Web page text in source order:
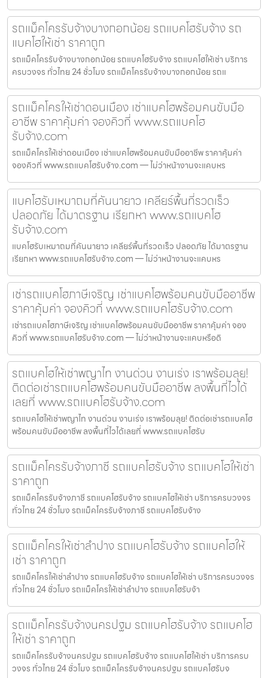
รถแม็คโครรับจ้างบางกอกน้อย รถแบคโฮรับจ้าง รถ
แบคโฮให้เช่า ราคาถูก
รถแม็คโครรับจ้างบางกอกน้อย รถแบคโฮรับจ้าง รถแบคโฮให้เช่า บริการ
ครบวงจร ทั่วไทย 24 ชั่วโมง รถแม็คโครรับจ้างบางกอกน้อย รถแ
รถแม็คโครให้เช่าดอนเมือง เช่าแบคโฮพร้อมคนขับมือ
อาชีพ ราคาคุ้มค่า จองคิวที่ www.รถแบคโฮ
รับจ้าง.com
รถแม็คโครให้เช่าดอนเมือง เช่าแบคโฮพร้อมคนขับมืออาชีพ ราคาคุ้มค่า
จองคิวที่ www.รถแบคโฮรับจ้าง.com — ไม่ว่าหน้างานจะแคบหร
แบคโฮรับเหมาถมที่คันนายาว เคลียร์พื้นที่รวดเร็ว
ปลอดภัย ได้มาตรฐาน เรียกหา www.รถแบคโฮ
รับจ้าง.com
แบคโฮรับเหมาถมที่คันนายาว เคลียร์พื้นที่รวดเร็ว ปลอดภัย ได้มาตรฐาน
เรียกหา www.รถแบคโฮรับจ้าง.com — ไม่ว่าหน้างานจะแคบหร
เช่ารถแบคโฮภาษีเจริญ เช่าแบคโฮพร้อมคนขับมืออาชีพ
ราคาคุ้มค่า จองคิวที่ www.รถแบคโฮรับจ้าง.com
เช่ารถแบคโฮภาษีเจริญ เช่าแบคโฮพร้อมคนขับมืออาชีพ ราคาคุ้มค่า จอง
คิวที่ www.รถแบคโฮรับจ้าง.com — ไม่ว่าหน้างานจะแคบหรือดิ
รถแบคโฮให้เช่าพญาไท งานด่วน งานเร่ง เราพร้อมลุย!
ติดต่อเช่ารถแบคโฮพร้อมคนขับมืออาชีพ ลงพื้นที่ไวได้
เลยที่ www.รถแบคโฮรับจ้าง.com
รถแบคโฮให้เช่าพญาไท งานด่วน งานเร่ง เราพร้อมลุย! ติดต่อเช่ารถแบคโฮ
พร้อมคนขับมืออาชีพ ลงพื้นที่ไวได้เลยที่ www.รถแบคโฮรับ
รถแม็คโครรับจ้างภาชี รถแบคโฮรับจ้าง รถแบคโฮให้เช่า
ราคาถูก
รถแม็คโครรับจ้างภาชี รถแบคโฮรับจ้าง รถแบคโฮให้เช่า บริการครบวงจร
ทั่วไทย 24 ชั่วโมง รถแม็คโครรับจ้างภาชี รถแบคโฮรับจ้าง
รถแม็คโครให้เช่าลำปาง รถแบคโฮรับจ้าง รถแบคโฮให้
เช่า ราคาถูก
รถแม็คโครให้เช่าลำปาง รถแบคโฮรับจ้าง รถแบคโฮให้เช่า บริการครบวงจร
ทั่วไทย 24 ชั่วโมง รถแม็คโครให้เช่าลำปาง รถแบคโฮรับจ้า
รถแม็คโครรับจ้างนครปฐม รถแบคโฮรับจ้าง รถแบคโฮ
ให้เช่า ราคาถูก
รถแม็คโครรับจ้างนครปฐม รถแบคโฮรับจ้าง รถแบคโฮให้เช่า บริการครบ
วงจร ทั่วไทย 24 ชั่วโมง รถแม็คโครรับจ้างนครปฐม รถแบคโฮรับจ